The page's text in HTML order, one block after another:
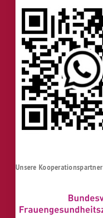
Unsere Kooperationspartner